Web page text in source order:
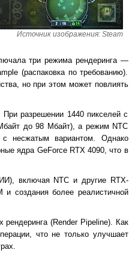
Источник изображения: Steam
три режима рендеринга —
(распаковка по требованию).
но при этом может повлиять
разрешении 1440 пикселей с
до 98 Мбайт), а режим NTC
несжатым вариантом. Однако
ядра GeForce RTX 4090, что в
включая NTC и другие RTX-
создания более реалистичной
(Render Pipeline). Как
что не только улучшает